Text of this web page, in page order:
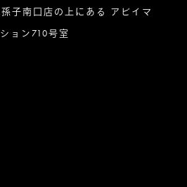
子南口店の上にある アビイマ
ョン710号室